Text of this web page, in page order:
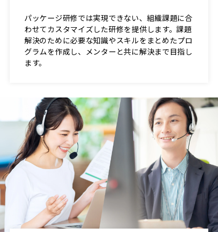
パッケージ研修では実現できない、組織課題に合
わせてカスタマイズした研修を提供します。課題
解決のために必要な知識やスキルをまとめたプロ
グラムを作成し、メンターと共に解決まで目指し
ます。